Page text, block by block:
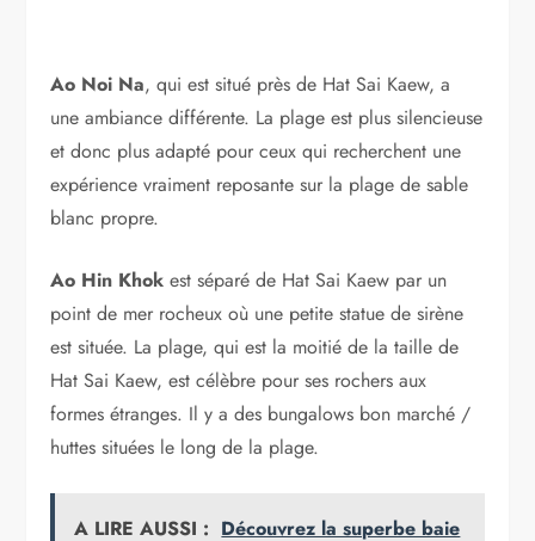
Ao Noi Na, qui est situé près de Hat Sai Kaew, a
une ambiance différente. La plage est plus silencieuse
et donc plus adapté pour ceux qui recherchent une
expérience vraiment reposante sur la plage de sable
blanc propre.
Ao Hin Khok est séparé de Hat Sai Kaew par un
point de mer rocheux où une petite statue de sirène
est située. La plage, qui est la moitié de la taille de
Hat Sai Kaew, est célèbre pour ses rochers aux
formes étranges. Il y a des bungalows bon marché /
huttes situées le long de la plage.
A LIRE AUSSI : Découvrez la superbe baie